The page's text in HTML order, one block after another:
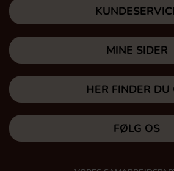
MINE SIDER
HER FINDER DU
FØLG OS